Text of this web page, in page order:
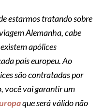
estarmos tratando sobre
Alemanha, cabe
apólices
país europeu. Ao
são contratadas por
você vai garantir um
que será válido não